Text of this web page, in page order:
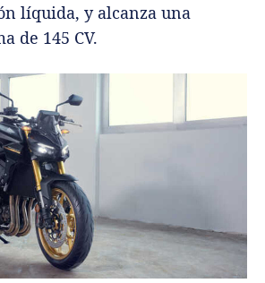
líquida, y alcanza una
de 145 CV.